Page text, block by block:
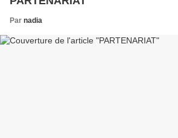
Par nadia